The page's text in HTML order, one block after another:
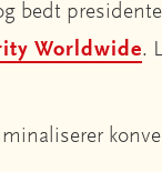
bedt
Worldwide.